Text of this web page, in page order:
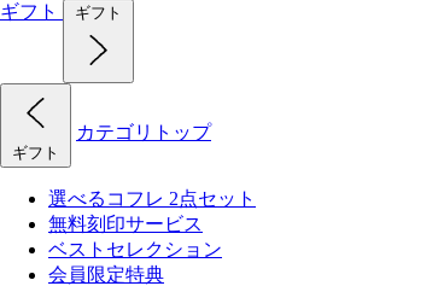
ギフト
ギフト
ギフト
カテゴリトップ
選べるコフレ 2点セット
無料刻印サービス
ベストセレクション
会員限定特典